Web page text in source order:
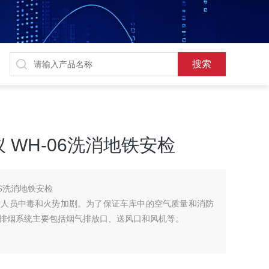
WH-06洗消地铁安检
消地铁安检
员中毒和火势加剧。为了保证车库中的空气质量和消防
系统主要包括烟气排放口、送风口和风机等。